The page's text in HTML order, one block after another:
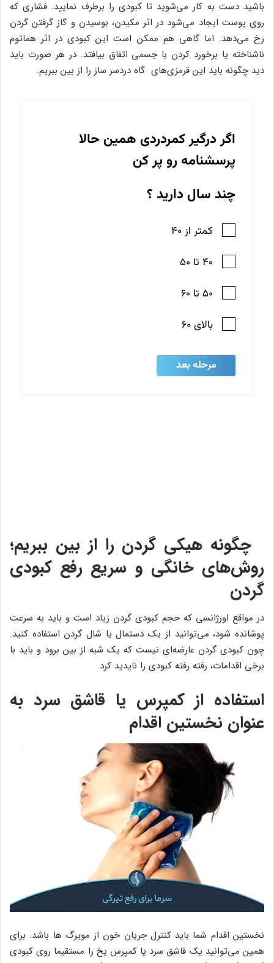
باشید دست به کار می‌شوید تا کبودی را برطرف نمایید. فشاری که
روی پوست ایجاد می‌شود در اثر مکیدن، بوسیدن و گاز گرفتن گردن
رخ می‌دهد. اما گاهی هم ممکن است این کبودی در اثر هماتوم
ناشناخته یا برخورد کردن با جسمی اتفاق بیافتد. در هر صورت باید
دید چگونه باید این قرمزی‌های گاه دردسر ساز را از بین ببریم.
چگونه هیکی گردن را از بین ببریم؛
روش‌های خانگی و سریع رفع کبودی
گردن
در مواقع اورژانسی که حجم کبودی گردن زیاد است و باید به سرعت
پوشانده شود، می‌توانید از یک دستمال یا شال گردن استفاده کنید.
چون کبودی گردن عارضه‌ای نیست که یک شبه از بین برود و باید با
برخی اقدامات، رفته رفته کبودی را ناپدید کرد.
استفاده از کمپرس یا قاشق سرد به
عنوان نخستین اقدام
نخستین اقدام شما باید کنترل جریان خون از مویرگ ها باشد. برای
همین می‌توانید یک قاشق سرد یا کمپرس یخ را مستقیما روی کبودی